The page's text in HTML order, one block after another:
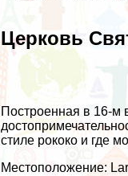
Церковь
Построенная в 16-м
стиле рококо и где
Местоположение: